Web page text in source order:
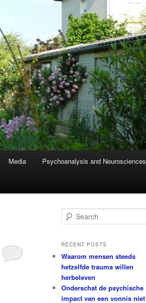
Media Psychoanalysis and Neurosciences
e
r
h
RECENT POSTS
Waarom mensen steeds
hetzelfde trauma willen
herbeleven
Onderschat de psychische
impact van een vonnis niet